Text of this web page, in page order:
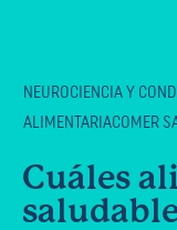
NEUROCIENCIA Y
ALIMENTARIACOMER
Cuáles